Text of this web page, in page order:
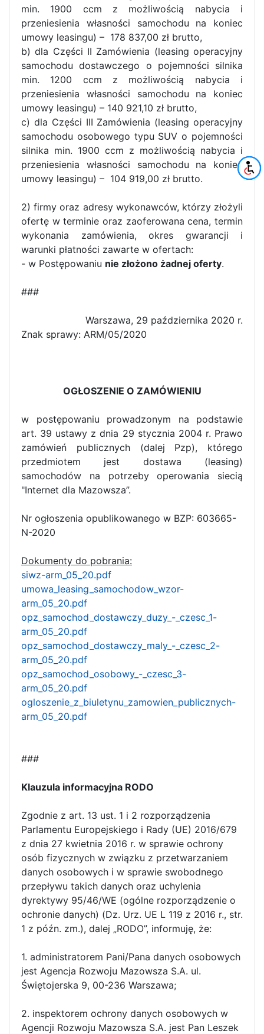
min. 1900 ccm z możliwością nabycia i
przeniesienia własności samochodu na koniec
umowy leasingu) – 178 837,00 zł brutto,
b) dla Części II Zamówienia (leasing operacyjny
samochodu dostawczego o pojemności silnika
min. 1200 ccm z możliwością nabycia i
przeniesienia własności samochodu na koniec
umowy leasingu) – 140 921,10 zł brutto,
c) dla Części III Zamówienia (leasing operacyjny
samochodu osobowego typu SUV o pojemności
silnika min. 1900 ccm z możliwością nabycia i
przeniesienia własności samochodu na koniec
umowy leasingu) – 104 919,00 zł brutto.
2) firmy oraz adresy wykonawców, którzy złożyli
ofertę w terminie oraz zaoferowana cena, termin
wykonania zamówienia, okres gwarancji i
warunki płatności zawarte w ofertach:
- w Postępowaniu nie złożono żadnej oferty.
###
Warszawa, 29 października 2020 r.
Znak sprawy: ARM/05/2020
OGŁOSZENIE O ZAMÓWIENIU
w postępowaniu prowadzonym na podstawie
art. 39 ustawy z dnia 29 stycznia 2004 r. Prawo
zamówień publicznych (dalej Pzp), którego
przedmiotem jest dostawa (leasing)
samochodów na potrzeby operowania siecią
"Internet dla Mazowsza”.
Nr ogłoszenia opublikowanego w BZP: 603665-
N-2020
Dokumenty do pobrania:
siwz-arm_05_20.pdf
umowa_leasing_samochodow_wzor-
arm_05_20.pdf
opz_samochod_dostawczy_duzy_-_czesc_1-
arm_05_20.pdf
opz_samochod_dostawczy_maly_-_czesc_2-
arm_05_20.pdf
opz_samochod_osobowy_-_czesc_3-
arm_05_20.pdf
ogloszenie_z_biuletynu_zamowien_publicznych-
arm_05_20.pdf
###
Klauzula informacyjna RODO
Zgodnie z art. 13 ust. 1 i 2 rozporządzenia
Parlamentu Europejskiego i Rady (UE) 2016/679
z dnia 27 kwietnia 2016 r. w sprawie ochrony
osób fizycznych w związku z przetwarzaniem
danych osobowych i w sprawie swobodnego
przepływu takich danych oraz uchylenia
dyrektywy 95/46/WE (ogólne rozporządzenie o
ochronie danych) (Dz. Urz. UE L 119 z 2016 r., str.
1 z późn. zm.), dalej „RODO”, informuję, że:
1. administratorem Pani/Pana danych osobowych
jest Agencja Rozwoju Mazowsza S.A. ul.
Świętojerska 9, 00-236 Warszawa;
2. inspektorem ochrony danych osobowych w
Agencji Rozwoju Mazowsza S.A. jest Pan Leszek